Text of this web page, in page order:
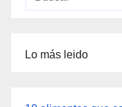
Lo más leido